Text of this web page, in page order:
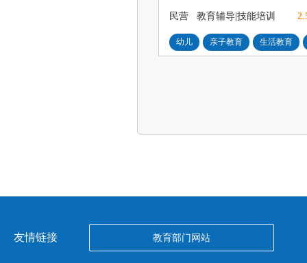
民营 教育辅导|技能培训
幼儿 亲子教育 生活教育
友情链接 教育部门网站